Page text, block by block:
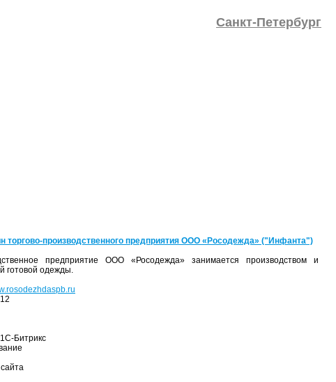
Санкт-Петербург
торгово-производственного предприятия ООО «Росодежда» ("Инфанта")
предприятие ООО «Росодежда» занимается производством и
готовой одежды.
Битрикс